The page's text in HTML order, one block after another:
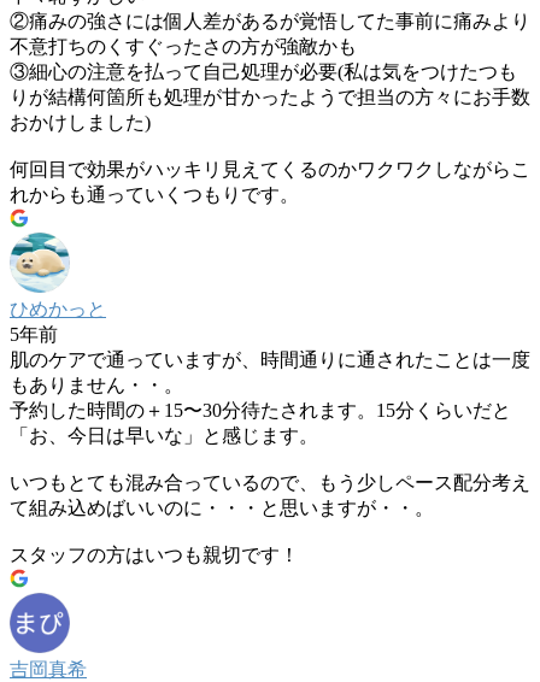
②痛みの強さには個人差があるが覚悟してた事前に痛みより
不意打ちのくすぐったさの方が強敵かも
③細心の注意を払って自己処理が必要(私は気をつけたつも
りが結構何箇所も処理が甘かったようで担当の方々にお手数
おかけしました)
何回目で効果がハッキリ見えてくるのかワクワクしながらこ
れからも通っていくつもりです。
ひめかっと
5年前
肌のケアで通っていますが、時間通りに通されたことは一度
もありません・・。
予約した時間の＋15〜30分待たされます。15分くらいだと
「お、今日は早いな」と感じます。
いつもとても混み合っているので、もう少しペース配分考え
て組み込めばいいのに・・・と思いますが・・。
スタッフの方はいつも親切です！
吉岡真希